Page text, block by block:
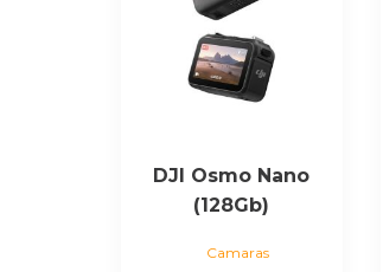
DJI Osmo Nano
(128Gb)
Camaras